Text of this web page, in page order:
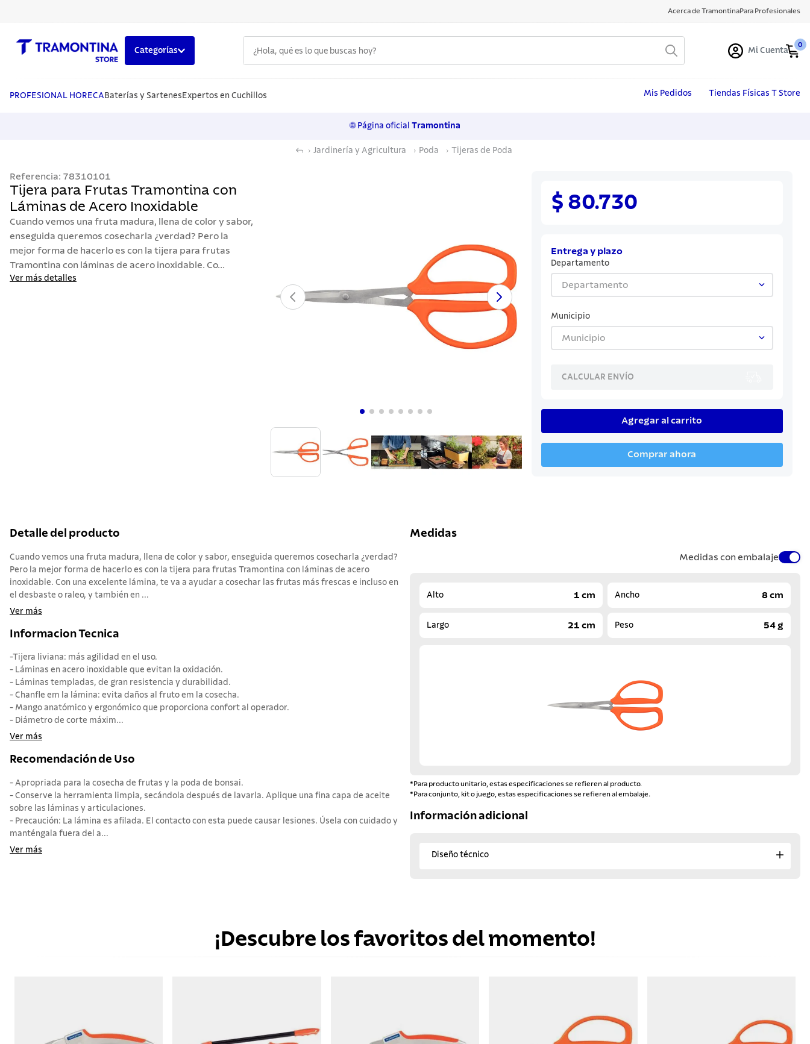
Acerca de TramontinaPara Profesionales
Categorías Mi Cuenta
0
PROFESIONAL HORECA Baterías y Sartenes Expertos en Cuchillos Mis Pedidos Tiendas Físicas T Store
🌐 Página oficial Tramontina
Jardinería y Agricultura Poda Tijeras de Poda
Referencia: 78310101
Tijera para Frutas Tramontina con
Láminas de Acero Inoxidable
Cuando vemos una fruta madura, llena de color y sabor,
enseguida queremos cosecharla ¿verdad? Pero la
mejor forma de hacerlo es con la tijera para frutas
Tramontina con láminas de acero inoxidable. Co...
Ver más detalles
$ 80.730
Entrega y plazo
Departamento
Departamento
Municipio
Municipio
CALCULAR ENVÍO
Agregar al carrito
Comprar ahora
Detalle del producto
Cuando vemos una fruta madura, llena de color y sabor, enseguida queremos cosecharla ¿verdad?
Pero la mejor forma de hacerlo es con la tijera para frutas Tramontina con láminas de acero
inoxidable. Con una excelente lámina, te va a ayudar a cosechar las frutas más frescas e incluso en
el desbaste o raleo, y también en ...
Ver más
Informacion Tecnica
-Tijera liviana: más agilidad en el uso.
- Láminas en acero inoxidable que evitan la oxidación.
- Láminas templadas, de gran resistencia y durabilidad.
- Chanfle em la lámina: evita daños al fruto em la cosecha.
- Mango anatómico y ergonómico que proporciona confort al operador.
- Diámetro de corte máxim...
Ver más
Recomendación de Uso
- Apropriada para la cosecha de frutas y la poda de bonsai.
- Conserve la herramienta limpia, secándola después de lavarla. Aplique una fina capa de aceite
sobre las láminas y articulaciones.
- Precaución: La lámina es afilada. El contacto con esta puede causar lesiones. Úsela con cuidado y
manténgala fuera del a...
Ver más
Medidas
Medidas con embalaje
Alto 1 cm Ancho 8 cm
Largo 21 cm Peso 54 g
*Para producto unitario, estas especificaciones se refieren al producto.
*Para conjunto, kit o juego, estas especificaciones se refieren al embalaje.
Información adicional
Diseño técnico
¡Descubre los favoritos del momento!
1.
cuchillos
5
ollas